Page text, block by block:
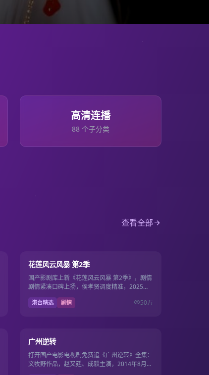
高清连播
88 个子分类
查看全部
7.7
花莲风云风暴 第2季
国产影剧库上新《花莲风云风暴 第2季》，剧情
剧情紧凑口碑上扬，侯孝贤调度精准，2025年6
月8日起国产电影电视剧免费观看。
港台精选 剧情 50万
9.7
广州逆转
打开国产电影电视剧免费追《广州逆转》全集：
文牧野作品，赵又廷、成毅主演，2014年8月1
日更新，国产影视免费高清连播不卡顿。